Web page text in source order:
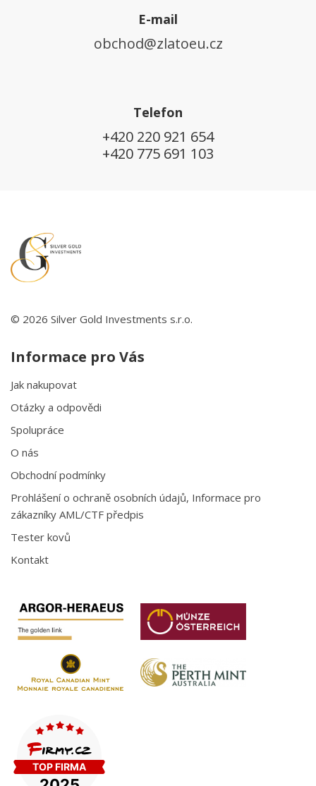
E-mail
obchod@zlatoeu.cz
Telefon
+420 220 921 654
+420 775 691 103
© 2026 Silver Gold Investments s.r.o.
Informace pro Vás
Jak nakupovat
Otázky a odpovědi
Spolupráce
O nás
Obchodní podmínky
Prohlášení o ochraně osobních údajů, Informace pro
zákazníky AML/CTF předpis
Tester kovů
Kontakt